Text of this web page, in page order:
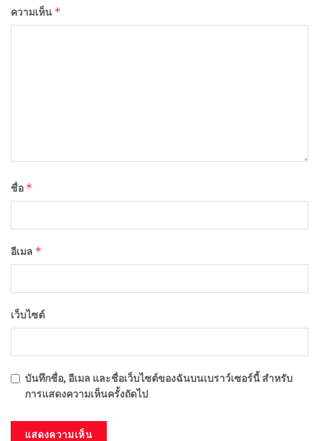
ความเห็น *
ชื่อ *
อีเมล *
เว็บไซต์
บันทึกชื่อ, อีเมล และชื่อเว็บไซต์ของฉันบนเบราว์เซอร์นี้ สำหรับ
การแสดงความเห็นครั้งถัดไป